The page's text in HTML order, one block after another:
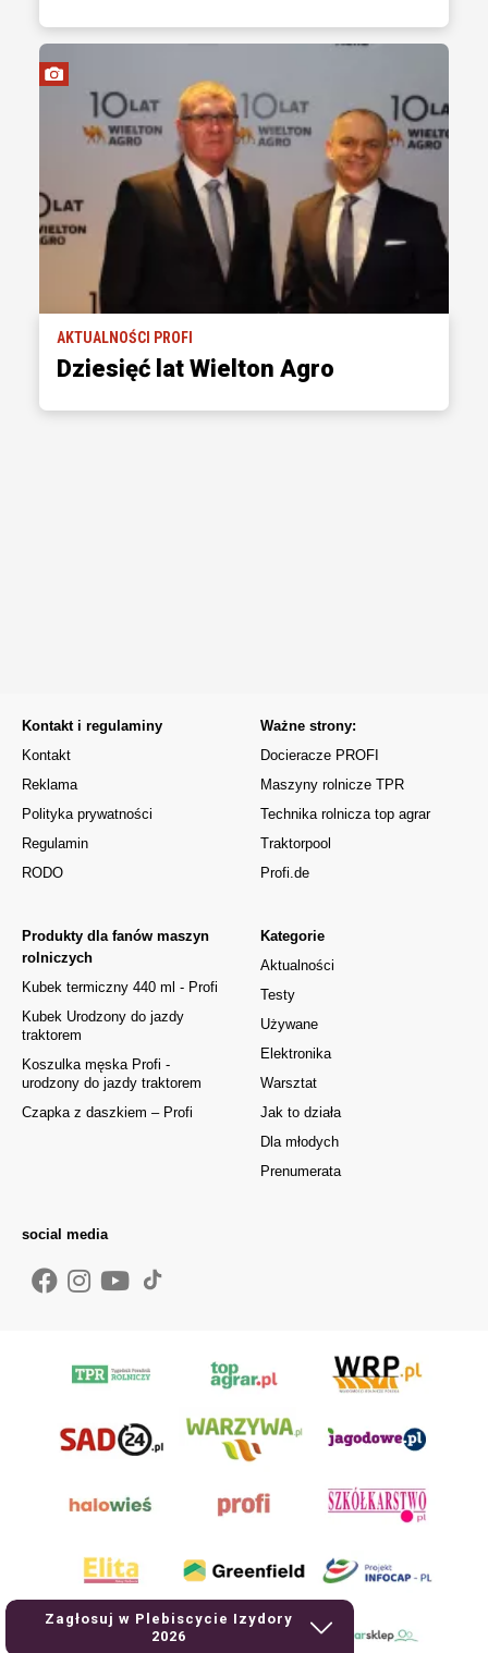
AKTUALNOŚCI PROFI
Dziesięć lat Wielton Agro
Zagłosuj w Plebiscycie Izydory
2026
Kontakt i regulaminy
Kontakt
Reklama
Polityka prywatności
Regulamin
RODO
Kategorie
Aktualności
Testy
Używane
Elektronika
Warsztat
Jak to działa
Dla młodych
Prenumerata
Produkty dla fanów maszyn
rolniczych
Kubek termiczny 440 ml - Profi
Kubek Urodzony do jazdy
traktorem
Koszulka męska Profi -
urodzony do jazdy traktorem
Czapka z daszkiem – Profi
Ważne strony:
Docieracze PROFI
Maszyny rolnicze TPR
Technika rolnicza top agrar
Traktorpool
Profi.de
social media